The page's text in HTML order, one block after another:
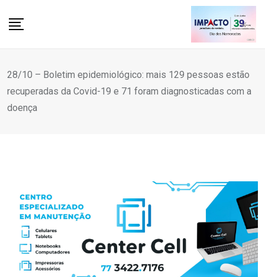
28/10 – Boletim epidemiológico: mais 129 pessoas estão
recuperadas da Covid-19 e 71 foram diagnosticadas com a
doença